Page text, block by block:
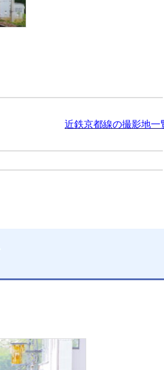
近鉄京都線の撮影地一